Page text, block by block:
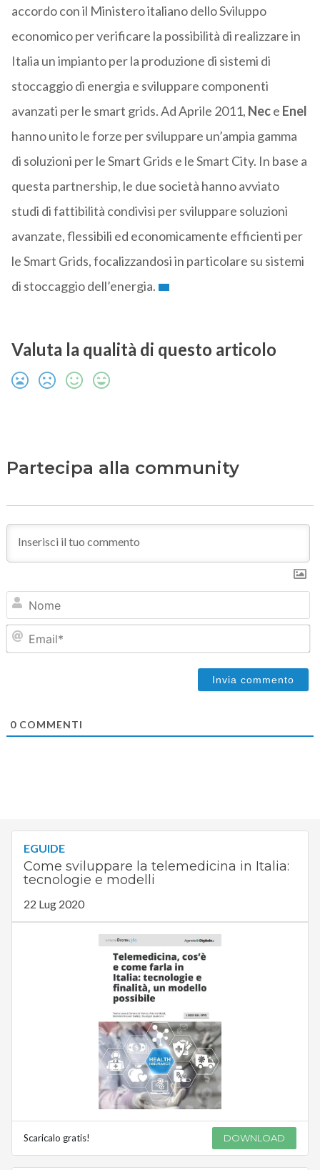
accordo con il Ministero italiano dello Sviluppo
economico per verificare la possibilità di realizzare in
Italia un impianto per la produzione di sistemi di
stoccaggio di energia e sviluppare componenti
avanzati per le smart grids. Ad Aprile 2011, Nece Enel
hanno unito le forze per sviluppare un’ampia gamma
di soluzioni per le Smart Grids e le Smart City. In base a
questa partnership, le due società hanno avviato
studi di fattibilità condivisi per sviluppare soluzioni
avanzate, flessibili ed economicamente efficienti per
le Smart Grids, focalizzandosi in particolare su sistemi
di stoccaggio dell’energia.
Valuta la qualità di questo articolo
Partecipa alla community
0COMMENTI
EGUIDE
Come sviluppare la telemedicina in Italia:
tecnologie e modelli
22 Lug 2020
Scaricalo gratis! DOWNLOAD